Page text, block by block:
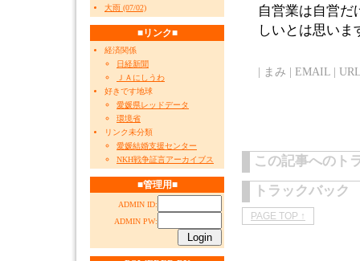
大雨 (07/02)
■リンク■
経済関係
日経新聞
ＪＡにしうわ
好きです地球
愛媛県レッドデータ
環境省
リンク未分類
愛媛結婚支援センター
NKH戦争証言アーカイブス
■管理用■
ADMIN ID:
ADMIN PW:
自営業は自営だ
しいとは思いま
| まみ | EMAIL |
この記事へのト
トラックバック
PAGE TOP ↑